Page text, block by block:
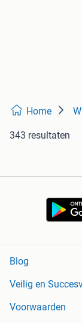
Home
343 resultaten
Blog
Veilig en
Voorwaarden